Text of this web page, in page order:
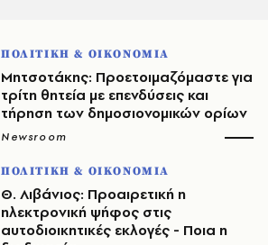
ΠΟΛΙΤΙΚΗ & ΟΙΚΟΝΟΜΙΑ
Μητσοτάκης: Προετοιμαζόμαστε για
τρίτη θητεία με επενδύσεις και
τήρηση των δημοσιονομικών ορίων
Newsroom
ΠΟΛΙΤΙΚΗ & ΟΙΚΟΝΟΜΙΑ
Θ. Λιβάνιος: Προαιρετική η
ηλεκτρονική ψήφος στις
αυτοδιοικητικές εκλογές - Ποια η